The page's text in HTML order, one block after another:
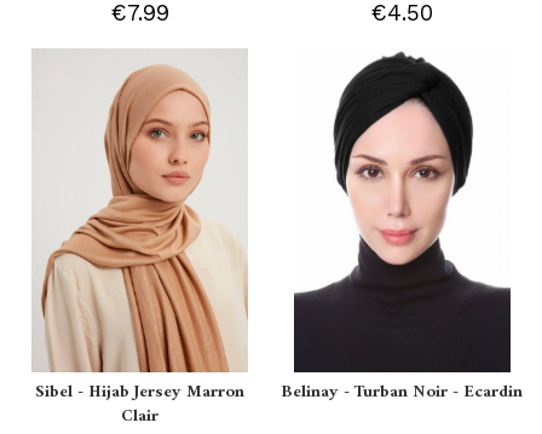
€7.99 €4.50
Sibel - Hijab Jersey Marron
Clair
Belinay - Turban Noir - Ecardin